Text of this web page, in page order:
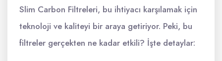
Slim Carbon Filtreleri, bu ihtiyacı karşılamak için
teknoloji ve kaliteyi bir araya getiriyor. Peki, bu
filtreler gerçekten ne kadar etkili? İşte detaylar: